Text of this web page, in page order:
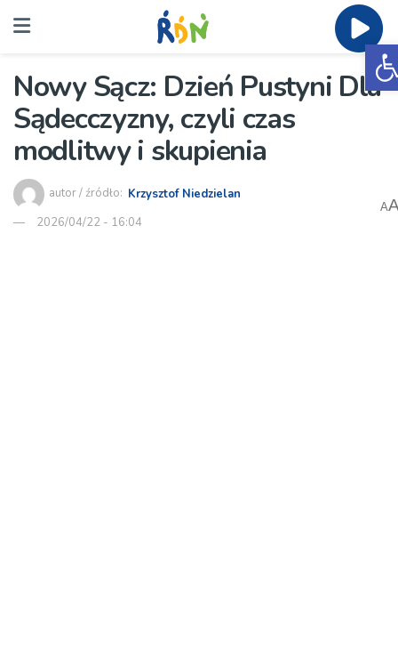
Nowy Sącz: Dzień Pustyni Dla
Sądecczyzny, czyli czas
modlitwy i skupienia
autor / źródło: Krzysztof Niedzielan
2026/04/22 - 16:04
A